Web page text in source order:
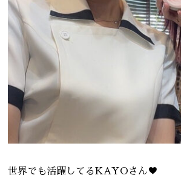
世界でも活躍してるKAYOさん♥️